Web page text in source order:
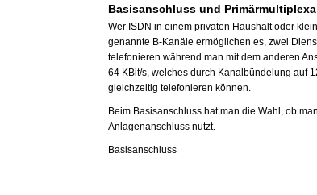
Basisanschluss und
Wer ISDN in einem privaten Haushalt oder
genannte B-Kanäle ermöglichen es, zwei
telefonieren während man mit dem anderen
64 KBit/s, welches durch Kanalbündelung auf
gleichzeitig telefonieren können.
Beim Basisanschluss hat man die Wahl, ob
Anlagenanschluss nutzt.
Basisanschluss